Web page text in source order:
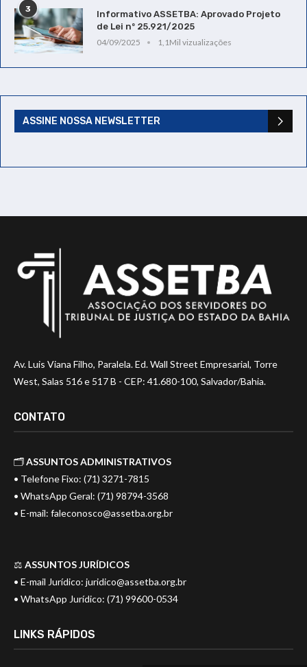
3
Informativo ASSETBA: Aprovado Projeto
de Lei nº 25.921/2025
04/09/2025
1,1Mil vizualizações
ASSINE NOSSA NEWSLETTER
Av. Luis Viana Filho, Paralela. Ed. Wall Street Empresarial, Torre
West, Salas 516 e 517 B - CEP: 41.680-100, Salvador/Bahia.
CONTATO
🗂️ASSUNTOS ADMINISTRATIVOS
• Telefone Fixo: (71) 3271-7815
• WhatsApp Geral: (71) 98794-3568
• E-mail: faleconosco@assetba.org.br
⚖️ ASSUNTOS JURÍDICOS
• E-mail Jurídico: juridico@assetba.org.br
• WhatsApp Jurídico: (71) 99600-0534
LINKS RÁPIDOS